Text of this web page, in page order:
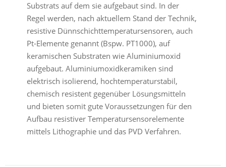
Substrats auf dem sie aufgebaut sind. In der
Regel werden, nach aktuellem Stand der Technik,
resistive Dünnschichttemperatursensoren, auch
Pt-Elemente genannt (Bspw. PT1000), auf
keramischen Substraten wie Aluminiumoxid
aufgebaut. Aluminiumoxidkeramiken sind
elektrisch isolierend, hochtemperaturstabil,
chemisch resistent gegenüber Lösungsmitteln
und bieten somit gute Voraussetzungen für den
Aufbau resistiver Temperatursensorelemente
mittels Lithographie und das PVD Verfahren.